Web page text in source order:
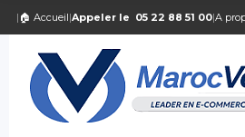
| 🏠 Accueil|Appeler le 05 22 88 51 00|A